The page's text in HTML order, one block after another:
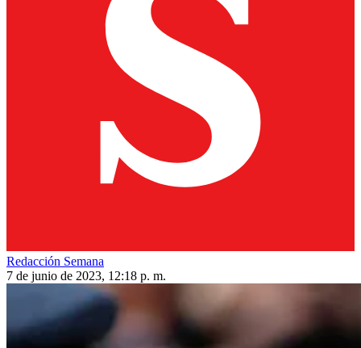
Redacción Semana
7 de junio de 2023, 12:18 p. m.